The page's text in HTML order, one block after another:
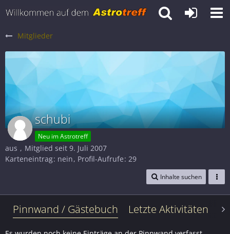
Mitglieder
schubi
Neu im Astrotreff
aus
Mitglied seit 9. Juli 2007
Karteneintrag nein Profil-Aufrufe 29
Inhalte suchen
Pinnwand / Gästebuch Letzte Aktivitäten